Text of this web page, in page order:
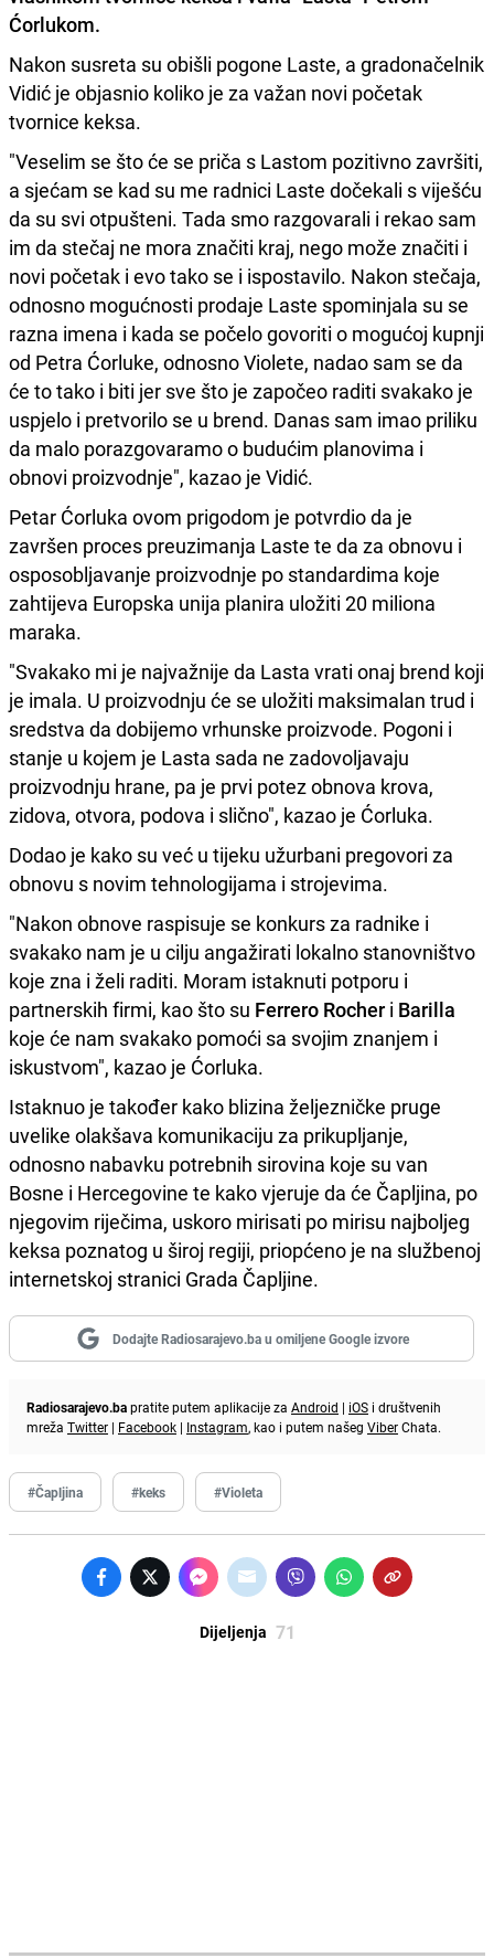
Ćorlukom.
Nakon susreta su obišli pogone Laste, a gradonačelnik
Vidić je objasnio koliko je za važan novi početak
tvornice keksa.
"Veselim se što će se priča s Lastom pozitivno završiti,
a sjećam se kad su me radnici Laste dočekali s viješću
da su svi otpušteni. Tada smo razgovarali i rekao sam
im da stečaj ne mora značiti kraj, nego može značiti i
novi početak i evo tako se i ispostavilo. Nakon stečaja,
odnosno mogućnosti prodaje Laste spominjala su se
razna imena i kada se počelo govoriti o mogućoj kupnji
od Petra Ćorluke, odnosno Violete, nadao sam se da
će to tako i biti jer sve što je započeo raditi svakako je
uspjelo i pretvorilo se u brend. Danas sam imao priliku
da malo porazgovaramo o budućim planovima i
obnovi proizvodnje", kazao je Vidić.
Petar Ćorluka ovom prigodom je potvrdio da je
završen proces preuzimanja Laste te da za obnovu i
osposobljavanje proizvodnje po standardima koje
zahtijeva Europska unija planira uložiti 20 miliona
maraka.
"Svakako mi je najvažnije da Lasta vrati onaj brend koji
je imala. U proizvodnju će se uložiti maksimalan trud i
sredstva da dobijemo vrhunske proizvode. Pogoni i
stanje u kojem je Lasta sada ne zadovoljavaju
proizvodnju hrane, pa je prvi potez obnova krova,
zidova, otvora, podova i slično", kazao je Ćorluka.
Dodao je kako su već u tijeku užurbani pregovori za
obnovu s novim tehnologijama i strojevima.
"Nakon obnove raspisuje se konkurs za radnike i
svakako nam je u cilju angažirati lokalno stanovništvo
koje zna i želi raditi. Moram istaknuti potporu i
partnerskih firmi, kao što su Ferrero Rocher i Barilla
koje će nam svakako pomoći sa svojim znanjem i
iskustvom", kazao je Ćorluka.
Istaknuo je također kako blizina željezničke pruge
uvelike olakšava komunikaciju za prikupljanje,
odnosno nabavku potrebnih sirovina koje su van
Bosne i Hercegovine te kako vjeruje da će Čapljina, po
njegovim riječima, uskoro mirisati po mirisu najboljeg
keksa poznatog u široj regiji, priopćeno je na službenoj
internetskoj stranici Grada Čapljine.
Dodajte Radiosarajevo.ba u omiljene Google izvore
Radiosarajevo.bapratite putem aplikacije za Android | iOS i društvenih
mreža Twitter | Facebook | Instagram, kao i putem našeg ViberChata.
#Čapljina #keks #Violeta
Dijeljenja 71